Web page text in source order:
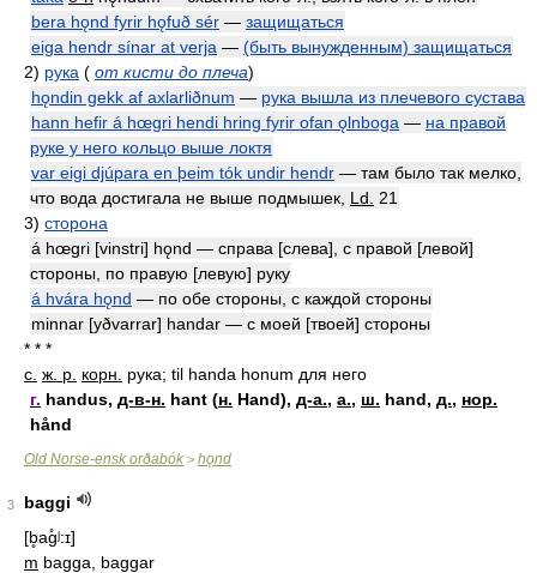
bera hǫnd fyrir hǫfuð sér — защищаться
eiga hendr sínar at verja — (быть вынужденным) защищаться
2) рука ( от кисти до плеча)
hǫndin gekk af axlarliðnum — рука вышла из плечевого сустава
hann hefir á hœgri hendi hring fyrir ofan ǫlnboga — на правой
руке у него кольцо выше локтя
var eigi djúpara en þeim tók undir hendr — там было так мелко,
что вода достигала не выше подмышек Ld.
21
3) сторона
á hœgri [vinstri] hǫnd — справа [слева], с правой [левой]
стороны, по правую [левую] руку
á hvára hǫnd — по обе стороны, с каждой стороны
minnar [yðvarrar] handar — с моей [твоей] стороны
* * *
с. ж. р. корн.
рука; til handa honum для него
г. handus, д-в-н. hant (н. Hand), д-а., а., ш. hand, д., нор.
hånd
Old Norse-ensk orðabók > hǫnd
3
baggi
[b̥ag̊ʲ:ɪ]
m bagga, baggar